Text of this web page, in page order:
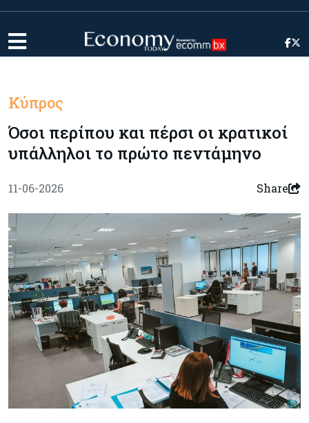
Κύπρος
Όσοι περίπου και πέρσι οι κρατικοί
υπάλληλοι το πρώτο πεντάμηνο
11-06-2026 Share